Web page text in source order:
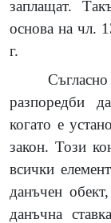
заплащат.
основа на
г.
разпоредби
когато е
закон. Този
всички
данъчен
данъчна